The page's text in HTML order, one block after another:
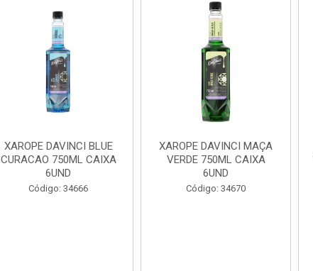
XAROPE DAVINCI BLUE
CURACAO 750ML CAIXA
6UND
Código: 34666
XAROPE DAVINCI MAÇA
VERDE 750ML CAIXA
6UND
Código: 34670